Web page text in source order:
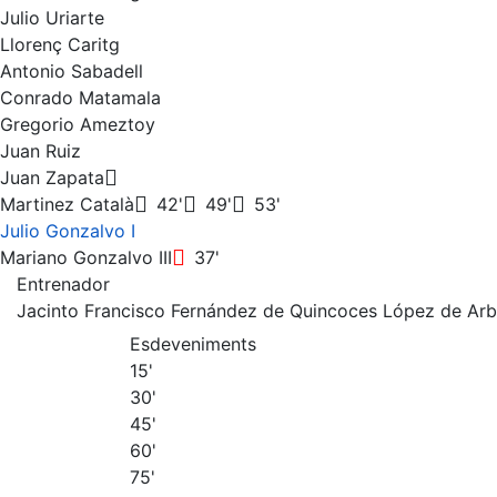
Julio Uriarte
Llorenç Caritg
Antonio Sabadell
Conrado Matamala
Gregorio Ameztoy
Juan Ruiz
Juan Zapata
Martinez Català
42' 49'
53'
Julio Gonzalvo I
Mariano Gonzalvo III
37'
Entrenador
Jacinto Francisco Fernández de Quincoces López de
Esdeveniments
15'
30'
45'
60'
75'